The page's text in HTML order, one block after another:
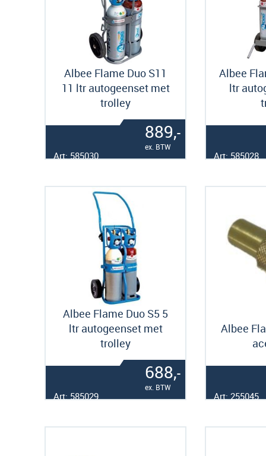
Albee Flame Duo S11
11 ltr autogeenset met
trolley
889,-
ex. BTW
Art: 585030
Albee
ltr
Art: 585028
Albee Flame Duo S5 5
ltr autogeenset met
trolley
688,-
ex. BTW
Art: 585029
Albee
Art: 255045